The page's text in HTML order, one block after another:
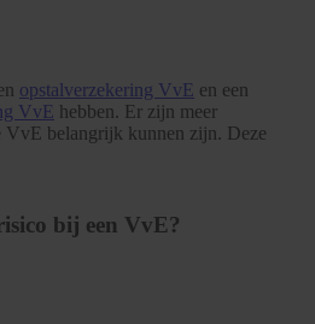
opstalverzekering VvE en een
VvE hebben. Er zijn meer
belangrijk kunnen zijn. Deze
bij een VvE?